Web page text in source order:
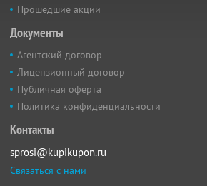
Прошедшие акции
Документы
Агентский договор
Лицензионный договор
Публичная оферта
Политика конфиденциальности
Контакты
sprosi@kupikupon.ru
Связаться с нами